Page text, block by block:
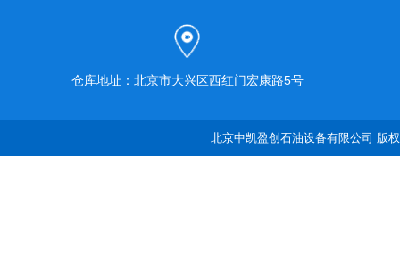
仓库地址：北京市大兴区西红门宏康路5号
北京中凯盈创石油设备有限公司 版